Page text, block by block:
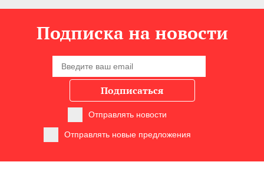
Подписка на новости
Подписаться
Отправлять новости
Отправлять новые предложения